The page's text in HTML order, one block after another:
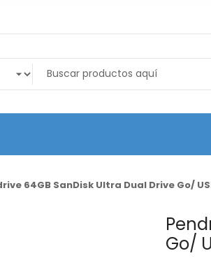
64GB SanDisk Ultra Dual Drive Go/
Go/